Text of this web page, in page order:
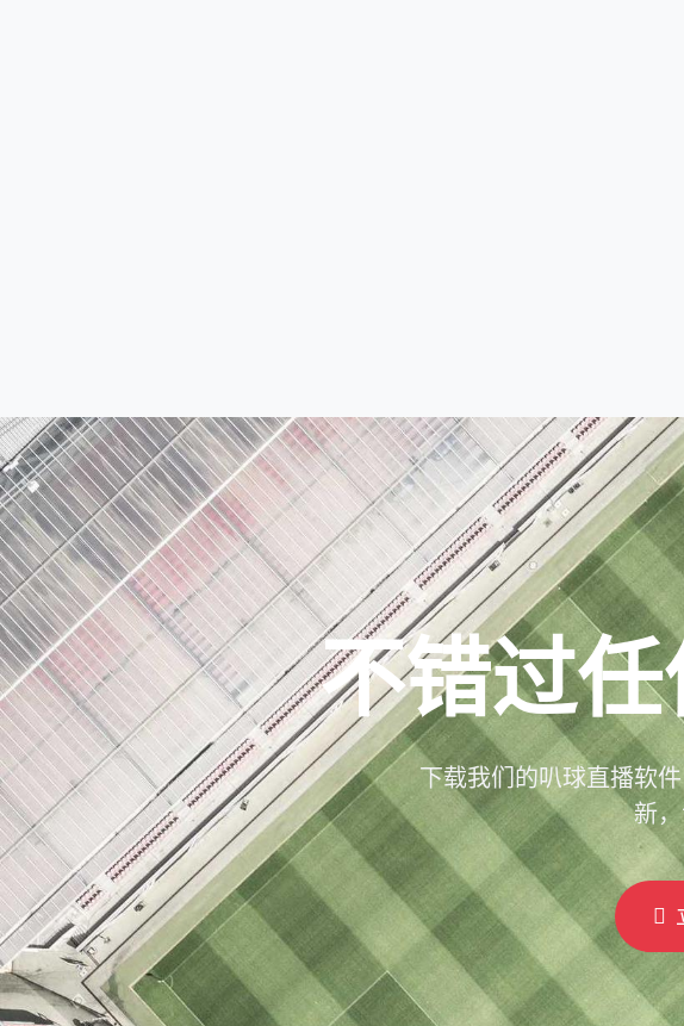
不错过
下载我们的叭球直播软
新